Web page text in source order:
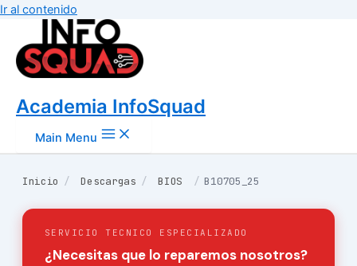
Ir al contenido
Academia InfoSquad
Main Menu
Inicio / Descargas / BIOS / B10705_25
SERVICIO TECNICO ESPECIALIZADO
¿Necesitas que lo reparemos nosotros?